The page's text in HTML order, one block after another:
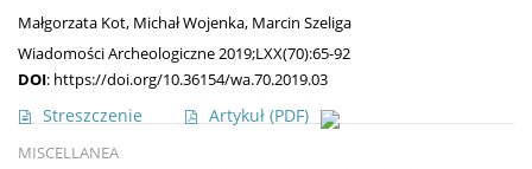
Małgorzata Kot, Michał Wojenka, Marcin Szeliga
Wiadomości Archeologiczne 2019;LXX(70):65-92
DOI: https://doi.org/10.36154/wa.70.2019.03
Streszczenie Artykuł (PDF)
MISCELLANEA